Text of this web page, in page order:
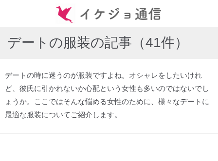
デートの服装の記事（41件）
デートの時に迷うのが服装ですよね。オシャレをしたいけれ
ど、彼氏に引かれないか心配という女性も多いのではないでし
ょうか。ここではそんな悩める女性のために、様々なデートに
最適な服装についてご紹介します。